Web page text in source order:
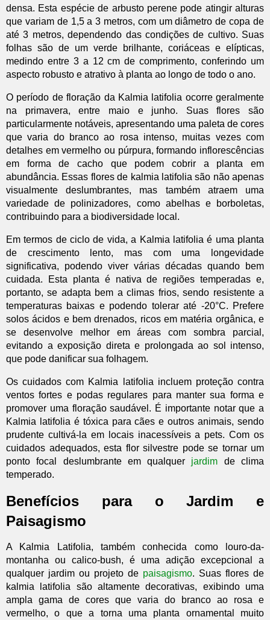
densa. Esta espécie de arbusto perene pode atingir alturas
que variam de 1,5 a 3 metros, com um diâmetro de copa de
até 3 metros, dependendo das condições de cultivo. Suas
folhas são de um verde brilhante, coriáceas e elípticas,
medindo entre 3 a 12 cm de comprimento, conferindo um
aspecto robusto e atrativo à planta ao longo de todo o ano.
O período de floração da Kalmia latifolia ocorre geralmente
na primavera, entre maio e junho. Suas flores são
particularmente notáveis, apresentando uma paleta de cores
que varia do branco ao rosa intenso, muitas vezes com
detalhes em vermelho ou púrpura, formando inflorescências
em forma de cacho que podem cobrir a planta em
abundância. Essas flores de kalmia latifolia são não apenas
visualmente deslumbrantes, mas também atraem uma
variedade de polinizadores, como abelhas e borboletas,
contribuindo para a biodiversidade local.
Em termos de ciclo de vida, a Kalmia latifolia é uma planta
de crescimento lento, mas com uma longevidade
significativa, podendo viver várias décadas quando bem
cuidada. Esta planta é nativa de regiões temperadas e,
portanto, se adapta bem a climas frios, sendo resistente a
temperaturas baixas e podendo tolerar até -20°C. Prefere
solos ácidos e bem drenados, ricos em matéria orgânica, e
se desenvolve melhor em áreas com sombra parcial,
evitando a exposição direta e prolongada ao sol intenso,
que pode danificar sua folhagem.
Os cuidados com Kalmia latifolia incluem proteção contra
ventos fortes e podas regulares para manter sua forma e
promover uma floração saudável. É importante notar que a
Kalmia latifolia é tóxica para cães e outros animais, sendo
prudente cultivá-la em locais inacessíveis a pets. Com os
cuidados adequados, esta flor silvestre pode se tornar um
ponto focal deslumbrante em qualquer jardim de clima
temperado.
Benefícios para o Jardim e
Paisagismo
A Kalmia Latifolia, também conhecida como louro-da-
montanha ou calico-bush, é uma adição excepcional a
qualquer jardim ou projeto de paisagismo. Suas flores de
kalmia latifolia são altamente decorativas, exibindo uma
ampla gama de cores que varia do branco ao rosa e
vermelho, o que a torna uma planta ornamental muito